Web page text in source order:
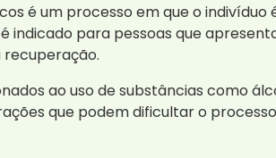
é um processo em que o
indicado para pessoas que
ao uso de substâncias como
que podem dificultar o